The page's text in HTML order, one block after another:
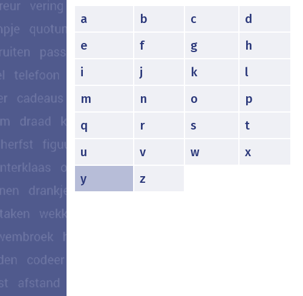
a b c
d
e
f g
h
i
j k
l
m
n o
p
q
r s
t
u
v w
x
y
z